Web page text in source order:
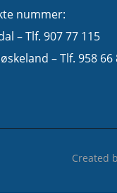
nummer:
– Tlf. 907 77 115
– Tlf. 958 66
Created